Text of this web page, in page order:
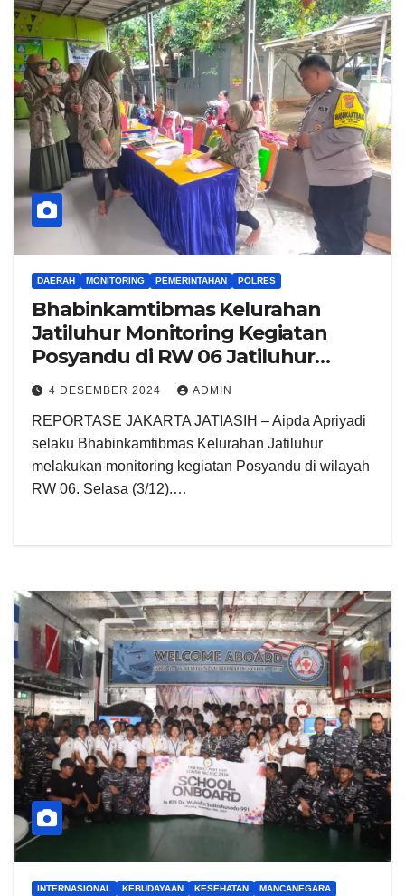
DAERAH MONITORING PEMERINTAHAN POLRES
Bhabinkamtibmas Kelurahan
Jatiluhur Monitoring Kegiatan
Posyandu di RW 06 Jatiluhur
Jatiasih
4 DESEMBER 2024 ADMIN
REPORTASE JAKARTA JATIASIH – Aipda Apriyadi
selaku Bhabinkamtibmas Kelurahan Jatiluhur
melakukan monitoring kegiatan Posyandu di wilayah
RW 06. Selasa (3/12).…
INTERNASIONAL KEBUDAYAAN KESEHATAN MANCANEGARA